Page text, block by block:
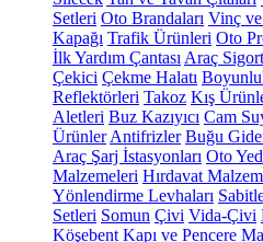
Setleri Oto Brandaları Vinç ve
Kapağı Trafik Ürünleri Oto
İlk Yardım Çantası Araç
Çekici Çekme Halatı
Reflektörleri Takoz Kış
Aletleri Buz Kazıyıcı Cam
Ürünler Antifrizler Buğu
Araç Şarj İstasyonları Oto
Malzemeleri Hırdavat
Yönlendirme Levhaları
Setleri Somun Çivi Vida-Çivi
Köşebent Kapı ve Pencere